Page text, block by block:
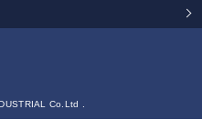
Co.Ltd .